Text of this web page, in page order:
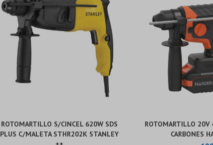
ROTOMARTILLO S/CINCEL 620W SDS
PLUS C/MALETA STHR202K STANLEY
ROTOMARTILLO 20V
CARBONES